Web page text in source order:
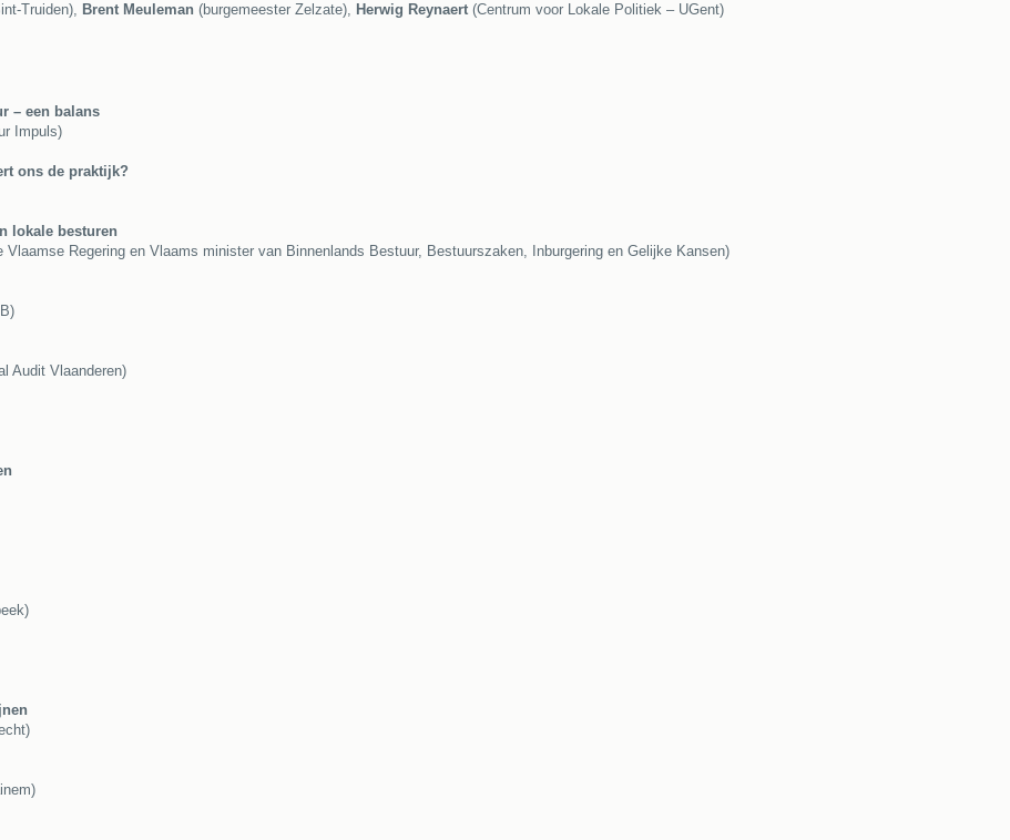
Truiden), Brent Meuleman (burgemeester Zelzate), Herwig Reynaert (Centrum voor Lokale Politiek – UGent)
– een balans
Impuls)
ons de praktijk?
lokale besturen
Regering en Vlaams minister van Binnenlands Bestuur, Bestuurszaken, Inburgering en Gelijke Kansen)
Audit Vlaanderen)